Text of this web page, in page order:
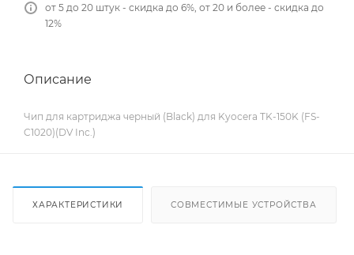
от 5 до 20 штук - скидка до 6%, от 20 и более - скидка до
12%
Описание
Чип для картриджа черный (Black) для Kyocera TK-150K (FS-
C1020)(DV Inc.)
ХАРАКТЕРИСТИКИ СОВМЕСТИМЫЕ УСТРОЙСТВА